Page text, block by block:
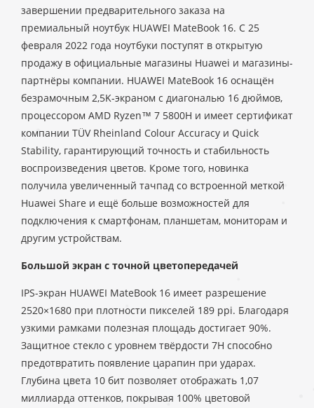
завершении предварительного заказа на
премиальный ноутбук HUAWEI MateBook 16. С 25
февраля 2022 года ноутбуки поступят в открытую
продажу в официальные магазины Huawei и магазины-
партнёры компании. HUAWEI MateBook 16 оснащён
безрамочным 2,5K-экраном с диагональю 16 дюймов,
процессором AMD Ryzen™ 7 5800H и имеет сертификат
компании TÜV Rheinland Colour Accuracy и Quick
Stability, гарантирующий точность и стабильность
воспроизведения цветов. Кроме того, новинка
получила увеличенный тачпад со встроенной меткой
Huawei Share и ещё больше возможностей для
подключения к смартфонам, планшетам, мониторам и
другим устройствам.
Большой экран с точной цветопередачей
IPS-экран HUAWEI MateBook 16 имеет разрешение
2520×1680 при плотности пикселей 189 ppi. Благодаря
узкими рамками полезная площадь достигает 90%.
Защитное стекло с уровнем твёрдости 7H способно
предотвратить появление царапин при ударах.
Глубина цвета 10 бит позволяет отображать 1,07
миллиарда оттенков, покрывая 100% цветовой